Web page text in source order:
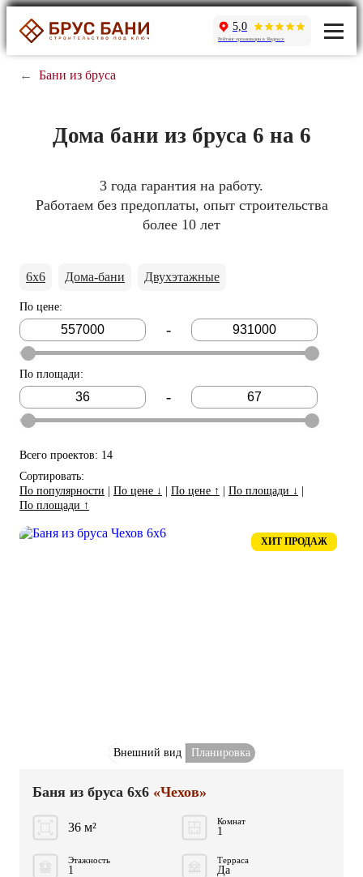
5,0
Рейтинг организации в Яндексе
← Бани из бруса
Дома бани из бруса 6 на 6
3 года гарантия на работу.
Работаем без предоплаты, опыт строительства
более 10 лет
6x6 Дома-бани Двухэтажные
По цене:
-
По площади:
-
Всего проектов: 14
Сортировать:
По популярности
По цене ↓ По цене ↑ По площади ↓
По площади ↑
ХИТ ПРОДАЖ
Внешний вид Планировка
Баня из бруса 6x6 «Чехов»
36 м² Комнат
1
Этажность
1
Терраса
Да